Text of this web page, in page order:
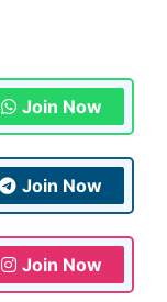
Join Now
Join Now
Join Now